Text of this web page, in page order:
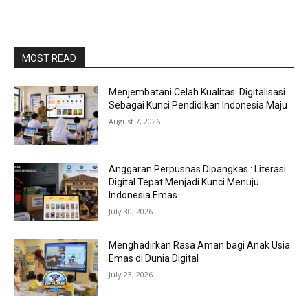
MOST READ
Menjembatani Celah Kualitas: Digitalisasi
Sebagai Kunci Pendidikan Indonesia Maju
August 7, 2026
Anggaran Perpusnas Dipangkas : Literasi
Digital Tepat Menjadi Kunci Menuju
Indonesia Emas
July 30, 2026
Menghadirkan Rasa Aman bagi Anak Usia
Emas di Dunia Digital
July 23, 2026